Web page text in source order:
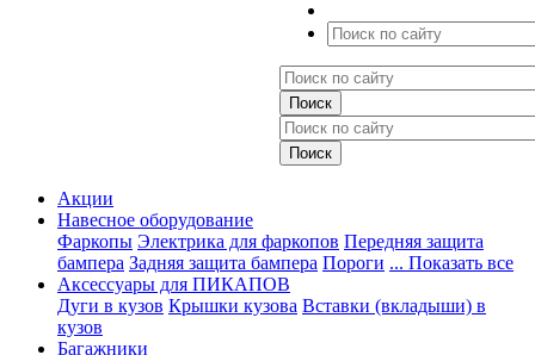
Акции
Навесное оборудование
Фаркопы Электрика для фаркопов Передняя защита
бампера Задняя защита бампера Пороги ... Показать все
Аксессуары для ПИКАПОВ
Дуги в кузов Крышки кузова Вставки (вкладыши) в
кузов
Багажники